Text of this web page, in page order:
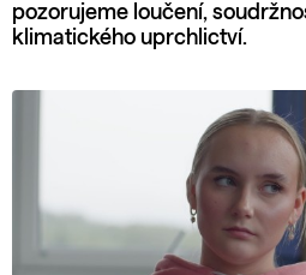
pozorujeme loučení,
klimatického uprchlictví.